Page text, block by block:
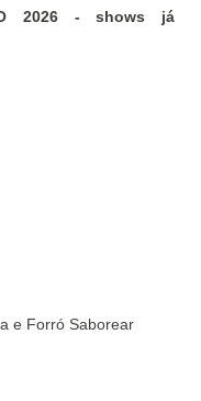
2026 - shows já
e Forró Saborear